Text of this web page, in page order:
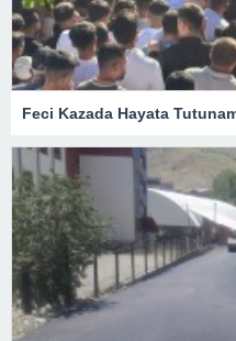
Feci Kazada Hayata